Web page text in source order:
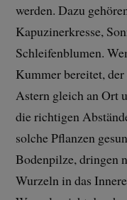
werden. Dazu
Kapuzinerkresse,
Schleifenblumen.
Kummer bereitet,
Astern gleich an Ort
die richtigen
solche Pflanzen
Bodenpilze, dringen
Wurzeln in das